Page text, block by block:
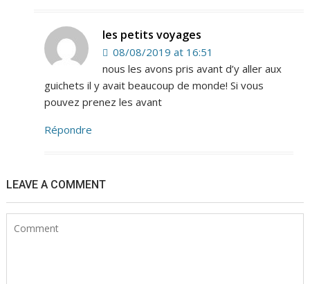
les petits voyages
08/08/2019 at 16:51
nous les avons pris avant d’y aller aux
guichets il y avait beaucoup de monde! Si vous
pouvez prenez les avant
Répondre
LEAVE A COMMENT